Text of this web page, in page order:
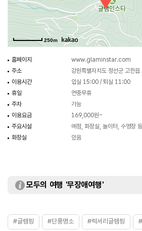
250m
홈페이지
www.glaminstar.com
주소
강원특별자치도 정선군 고한
이용시간
입실 15:00 / 퇴실 11:00
휴일
연중무휴
주차
가능
이용요금
169,000원~
주요시설
매점, 화장실, 놀이터, 수영장 등
화장실
있음
모두의 여행 '무장애여행'
#글램핑 #단풍명소 #럭셔리글램핑